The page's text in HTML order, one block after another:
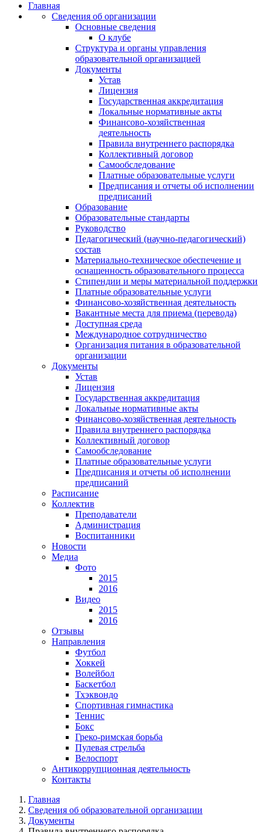
Главная
Сведения об организации
Основные сведения
О клубе
Структура и органы управления
образовательной организацией
Документы
Устав
Лицензия
Государственная аккредитация
Локальные нормативные акты
Финансово-хозяйственная
деятельность
Правила внутреннего распорядка
Коллективный договор
Самообследование
Платные образовательные услуги
Предписания и отчеты об исполнении
предписаний
Образование
Образовательные стандарты
Руководство
Педагогический (научно-педагогический)
состав
Материально-техническое обеспечение и
оснащенность образовательного процесса
Стипендии и меры материальной поддержки
Платные образовательные услуги
Финансово-хозяйственная деятельность
Вакантные места для приема (перевода)
Доступная среда
Международное сотрудничество
Организация питания в образовательной
организации
Документы
Устав
Лицензия
Государственная аккредитация
Локальные нормативные акты
Финансово-хозяйственная деятельность
Правила внутреннего распорядка
Коллективный договор
Самообследование
Платные образовательные услуги
Предписания и отчеты об исполнении
предписаний
Расписание
Коллектив
Преподаватели
Администрация
Воспитанники
Новости
Медиа
Фото
2015
2016
Видео
2015
2016
Отзывы
Направления
Футбол
Хоккей
Волейбол
Баскетбол
Тхэквондо
Спортивная гимнастика
Теннис
Бокс
Греко-римская борьба
Пулевая стрельба
Велоспорт
Антикоррупционная деятельность
Контакты
Главная
Сведения об образовательной организации
Документы